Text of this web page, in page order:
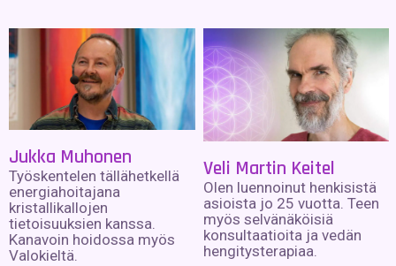
Jukka Muhonen
Työskentelen tällähetkellä
energiahoitajana
kristallikallojen
tietoisuuksien kanssa.
Kanavoin hoidossa myös
Valokieltä.
Veli Martin Keitel
Olen luennoinut henkisistä
asioista jo 25 vuotta. Teen
myös selvänäköisiä
konsultaatioita ja vedän
hengitysterapiaa.